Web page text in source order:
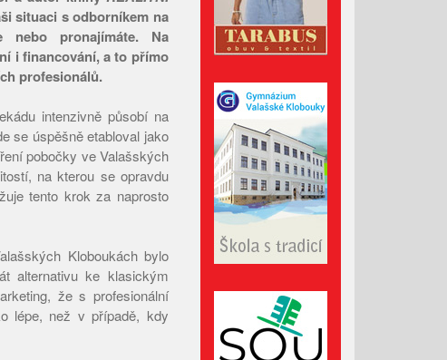
Únor 2026
Leden 2026
Prosinec 2025
Listopad 2025
Říjen 2025
Září 2025
Srpen 2025
Červenec 2025
Červen 2025
Duben 2025
Březen 2025
Únor 2025
situaci s odborníkem na
nebo pronajímáte. Na
i financování, a to přímo
profesionálů.
intenzivně působí na
se úspěšně etabloval jako
pobočky ve Valašských
na kterou se opravdu
tento krok za naprosto
Kloboukách bylo
alternativu ke klasickým
že s profesionální
lépe, než v případě, kdy